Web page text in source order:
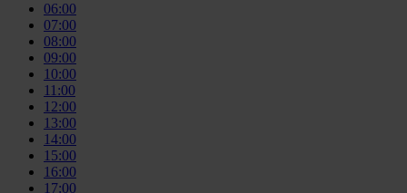
06:00
07:00
08:00
09:00
10:00
11:00
12:00
13:00
14:00
15:00
16:00
17:00